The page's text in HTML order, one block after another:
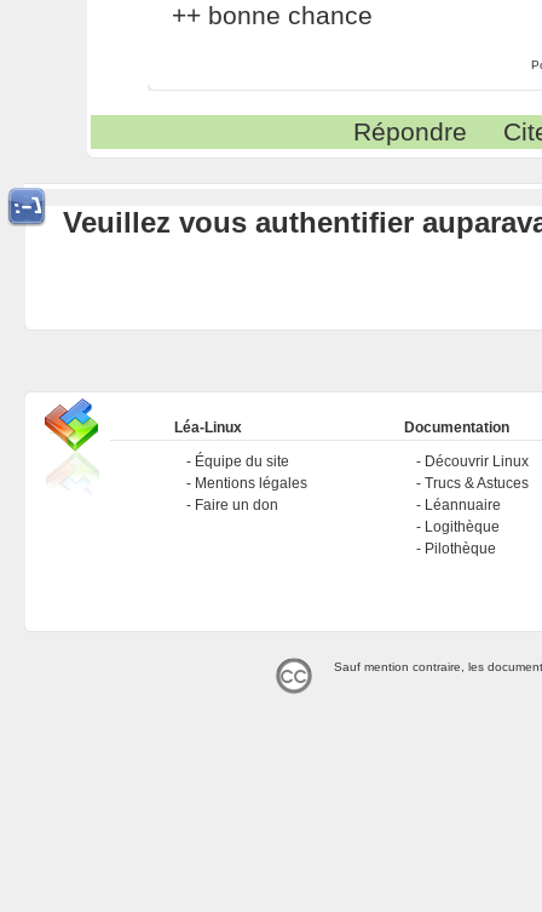
++ bonne chance
Répondre
Veuillez vous authentifier
Léa-Linux
Équipe du site
Mentions légales
Faire un don
Documentation
Découvrir Linux
Trucs & Astuces
Léannuaire
Logithèque
Pilothèque
Sauf mention contraire, les